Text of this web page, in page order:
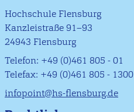
Hochschule Flensburg
Kanzleistraße 91–93
24943 Flensburg
Telefon: +49 (0)461 805 - 01
Telefax: +49 (0)461 805 - 1300
infopoint@hs-flensburg.de